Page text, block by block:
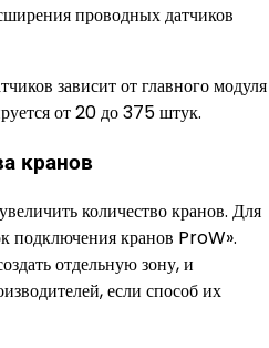
проводных датчиков
зависит от главного модуля
от 20 до 375 штук.
кранов
количество кранов. Для
подключения кранов ProW».
отдельную зону, и
если способ их